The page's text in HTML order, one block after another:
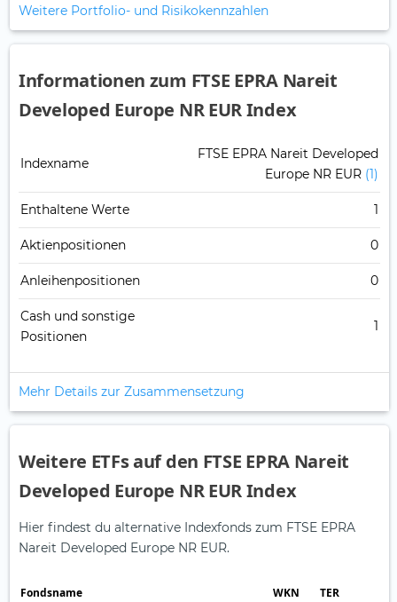
Weitere Portfolio- und Risikokennzahlen
Informationen zum FTSE EPRA Nareit
Developed Europe NR EUR Index
Indexname
FTSE EPRA Nareit Developed
Europe NR EUR (1)
Enthaltene Werte 1
Aktienpositionen 0
Anleihenpositionen 0
Cash und sonstige
Positionen
1
Mehr Details zur Zusammensetzung
Weitere ETFs auf den FTSE EPRA Nareit
Developed Europe NR EUR Index
Hier findest du alternative Indexfonds zum FTSE EPRA
Nareit Developed Europe NR EUR.
Fonds­name WKN TER